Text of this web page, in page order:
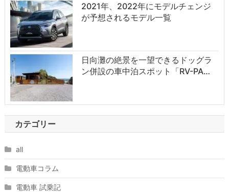
2021年、2022年にモデルチェンジ
が予想されるモデル一覧
日向灘の絶景を一望できるドッグラ
ン併設の車中泊スポット「RV-PA…
カテゴリー
all
電動車コラム
電動車 試乗記